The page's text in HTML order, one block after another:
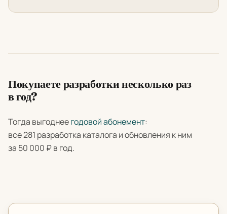
Покупаете разработки несколько раз
в год?
Тогда выгоднеегодовой абонемент:
все 281 разработка каталога и обновления к ним
за 50 000 ₽ в год.